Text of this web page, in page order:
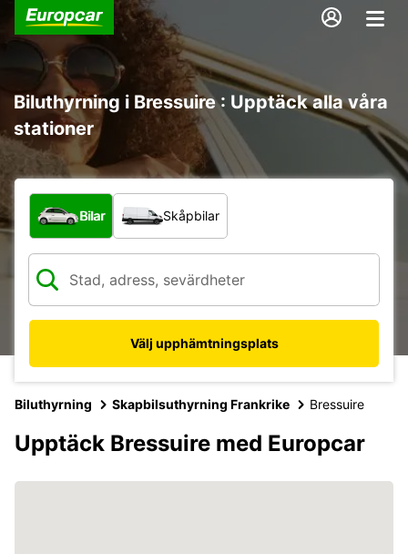
Biluthyrning i Bressuire : Upptäck alla våra
stationer
Vilken typ av fordon?
Bilar Skåpbilar
Välj upphämtningsplats
Biluthyrning Skapbilsuthyrning Frankrike Bressuire
Upptäck Bressuire med Europcar